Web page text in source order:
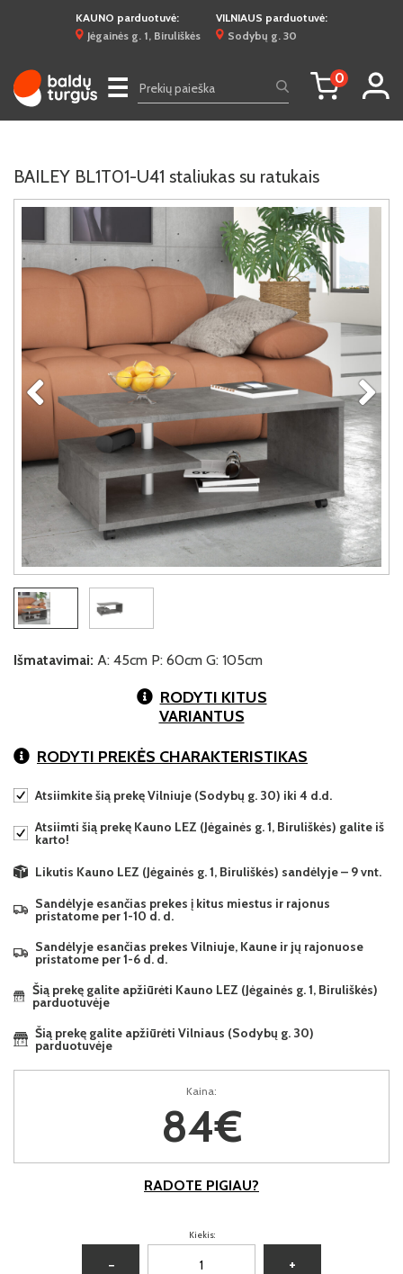
KAUNO parduotuvė:
Jėgainės g. 1, Biruliškės
VILNIAUS parduotuvė:
Sodybų g. 30
☰ 0
BAILEY BL1T01-U41 staliukas su ratukais
Išmatavimai: A: 45cm P: 60cm G: 105cm
RODYTI KITUS
VARIANTUS
RODYTI PREKĖS CHARAKTERISTIKAS
Atsiimkite šią prekę Vilniuje (Sodybų g. 30) iki 4 d.d.
Atsiimti šią prekę Kauno LEZ (Jėgainės g. 1, Biruliškės) galite iš
karto!
Likutis Kauno LEZ (Jėgainės g. 1, Biruliškės) sandėlyje – 9 vnt.
Sandėlyje esančias prekes į kitus miestus ir rajonus
pristatome per 1-10 d. d.
Sandėlyje esančias prekes Vilniuje, Kaune ir jų rajonuose
pristatome per 1-6 d. d.
Šią prekę galite apžiūrėti Kauno LEZ (Jėgainės g. 1, Biruliškės)
parduotuvėje
Šią prekę galite apžiūrėti Vilniaus (Sodybų g. 30)
parduotuvėje
Kaina:
84€
RADOTE PIGIAU?
Kiekis:
− +